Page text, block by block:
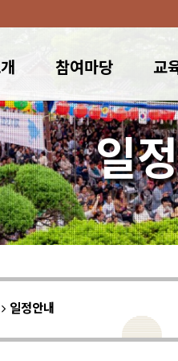
참여마당 교
일
일정안내